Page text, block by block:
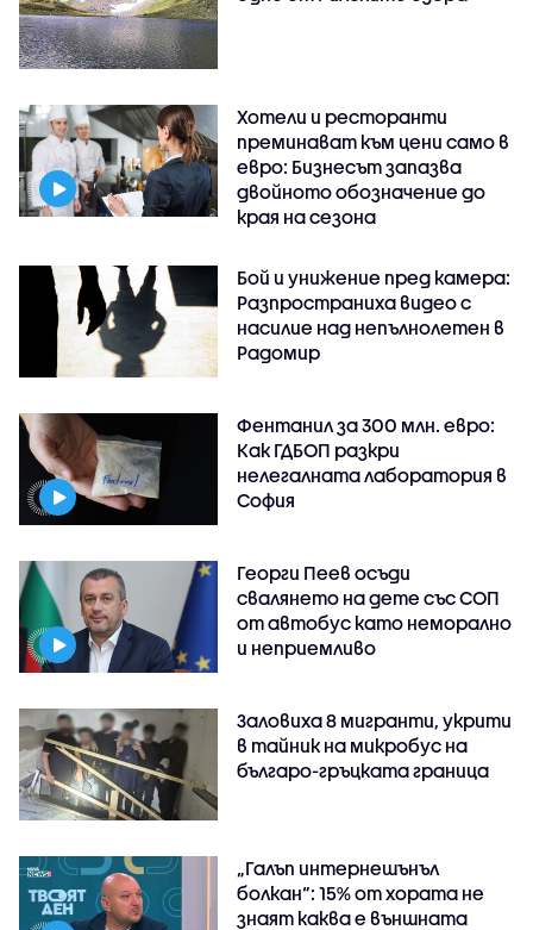
Хотели и ресторанти
преминават към цени само в
евро: Бизнесът запазва
двойното обозначение до
края на сезона
Бой и унижение пред камера:
Разпространиха видео с
насилие над непълнолетен в
Радомир
Фентанил за 300 млн. евро:
Как ГДБОП разкри
нелегалната лаборатория в
София
Георги Пеев осъди
свалянето на дете със СОП
от автобус като неморално
и неприемливо
Заловиха 8 мигранти, укрити
в тайник на микробус на
българо-гръцката граница
„Галъп интернешънъл
болкан“: 15% от хората не
знаят каква е външната